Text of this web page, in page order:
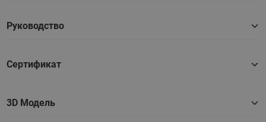
Руководство
Сертификат
3D Модель